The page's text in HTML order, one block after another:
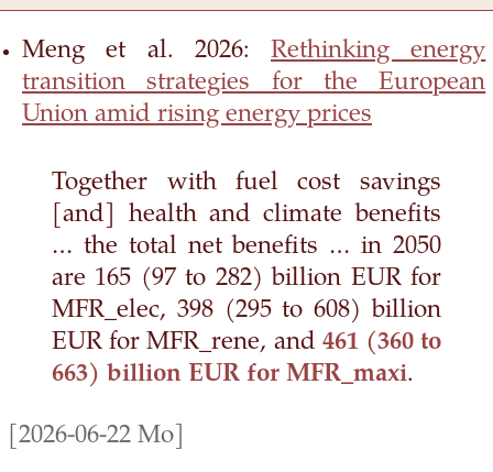
Meng et al. 2026:Rethinking energy
transition strategies for the European
Union amid rising energy prices
Together with fuel cost savings
[and] health and climate benefits
… the total net benefits … in 2050
are 165 (97 to 282) billion EUR for
MFR_elec, 398 (295 to 608) billion
EUR for MFR_rene, and 461 (360 to
663) billion EUR for MFR_maxi.
[2026-06-22 Mo]